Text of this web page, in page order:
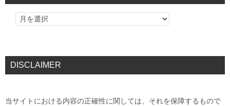
DISCLAIMER
当サイトにおける内容の正確性に関しては、それを保障するもので